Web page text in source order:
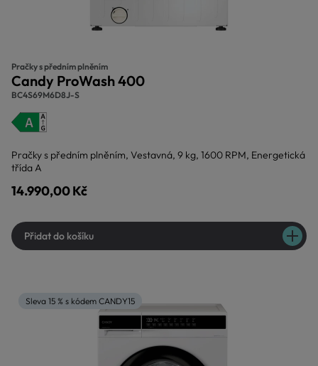
Pračky s předním plněním
Candy ProWash 400
BC4S69M6D8J-S
Pračky s předním plněním, Vestavná, 9 kg, 1600 RPM, Energetická
třída A
14.990,00 Kč
Přidat do košíku
Sleva 15 % s kódem CANDY15